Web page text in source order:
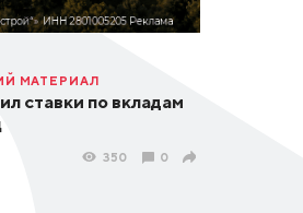
МАТЕРИАЛ
ставки по вкладам
350 0